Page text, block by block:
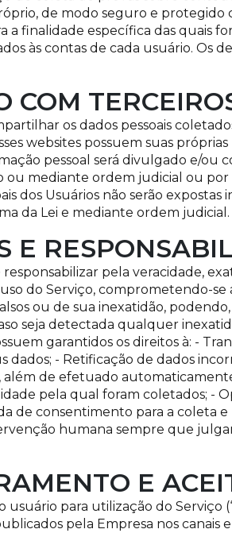
de modo seguro e protegido
a finalidade específica das quais
às contas de cada usuário. Os
COM
os dados pessoais
websites possuem suas
pessoal será divulgado e/ou
ou mediante ordem judicial ou
dos Usuários não serão
da Lei e mediante ordem judicial.
E
pela veracidade,
do Serviço, comprometendo-
ou de sua inexatidão,
seja detectada qualquer
garantidos os direitos à: -
dados; - Retificação de dados
além de efetuado
pela qual foram coletados; -
de consentimento para a coleta
humana sempre que
E
usuário para utilização do Serviço
pela Empresa nos